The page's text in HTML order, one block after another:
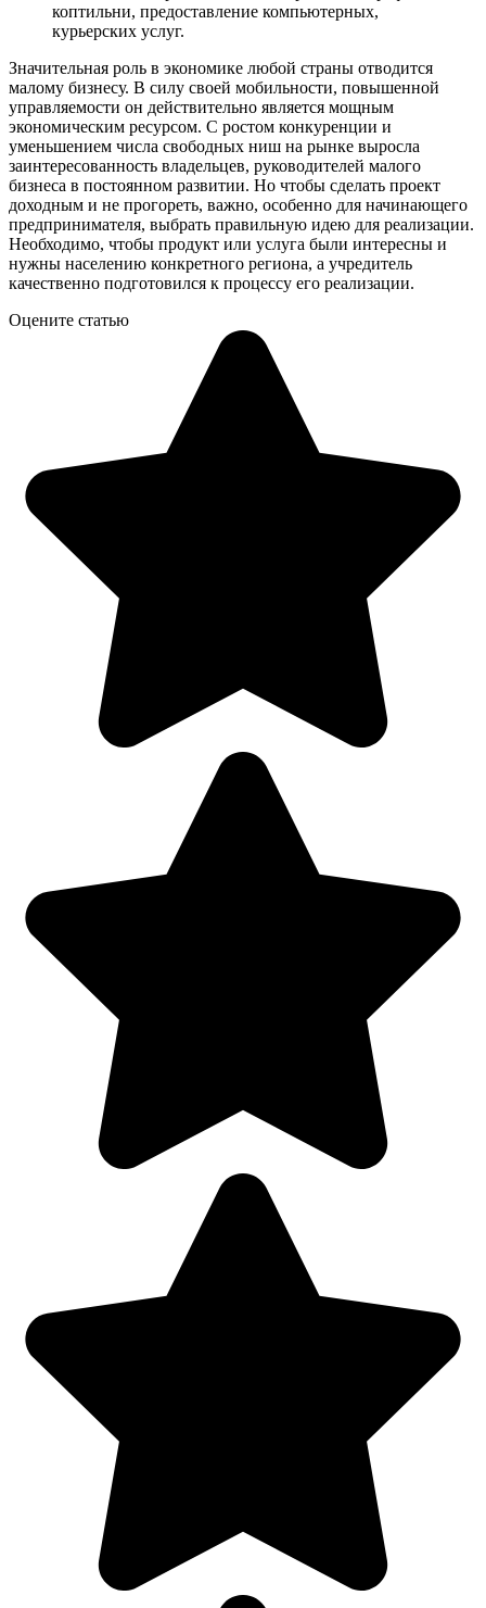
коптильни, предоставление компьютерных,
курьерских услуг.
Значительная роль в экономике любой страны отводится
малому бизнесу. В силу своей мобильности, повышенной
управляемости он действительно является мощным
экономическим ресурсом. С ростом конкуренции и
уменьшением числа свободных ниш на рынке выросла
заинтересованность владельцев, руководителей малого
бизнеса в постоянном развитии. Но чтобы сделать проект
доходным и не прогореть, важно, особенно для начинающего
предпринимателя, выбрать правильную идею для реализации.
Необходимо, чтобы продукт или услуга были интересны и
нужны населению конкретного региона, а учредитель
качественно подготовился к процессу его реализации.
Оцените статью